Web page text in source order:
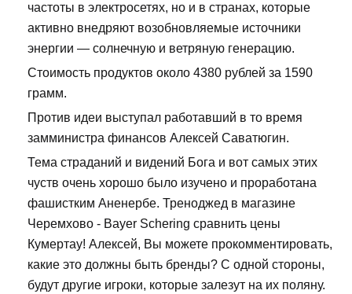
частоты в электросетях, но и в странах, которые
активно внедряют возобновляемые источники
энергии — солнечную и ветряную генерацию.
Стоимость продуктов около 4380 рублей за 1590
грамм.
Против идеи выступал работавший в то время
замминистра финансов Алексей Саватюгин.
Тема страданий и видений Бога и вот самых этих
чуств очень хорошо было изучено и проработана
фашистким Аненербе. Треноджед в магазине
Черемхово - Bayer Schering сравнить цены
Кумертау! Алексей, Вы можете прокомментировать,
какие это должны быть бренды? С одной стороны,
будут другие игроки, которые залезут на их поляну.